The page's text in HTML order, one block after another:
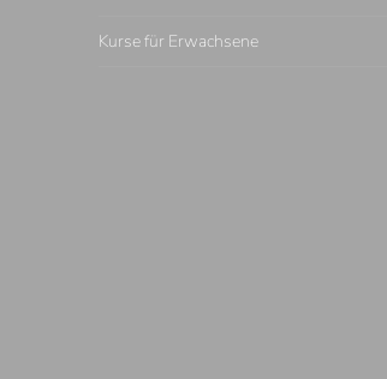
Kurse für Erwachsene